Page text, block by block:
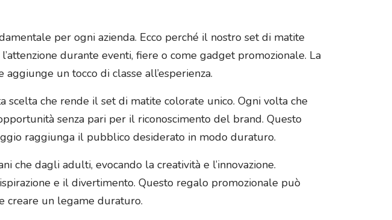
per ogni azienda. Ecco perché il nostro set di matite
durante eventi, fiere o come gadget promozionale. La
un tocco di classe all’esperienza.
che rende il set di matite colorate unico. Ogni volta che
senza pari per il riconoscimento del brand. Questo
raggiunga il pubblico desiderato in modo duraturo.
che dagli adulti, evocando la creatività e l’innovazione.
e il divertimento. Questo regalo promozionale può
creare un legame duraturo.